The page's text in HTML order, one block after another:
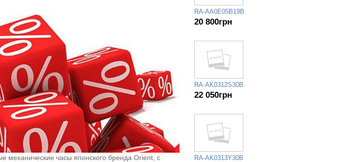
часы японского бренда Orient, c
RA-AA0E05B19B
20 800грн
RA-AK0312S30B
22 050грн
RA-AK0313Y30B